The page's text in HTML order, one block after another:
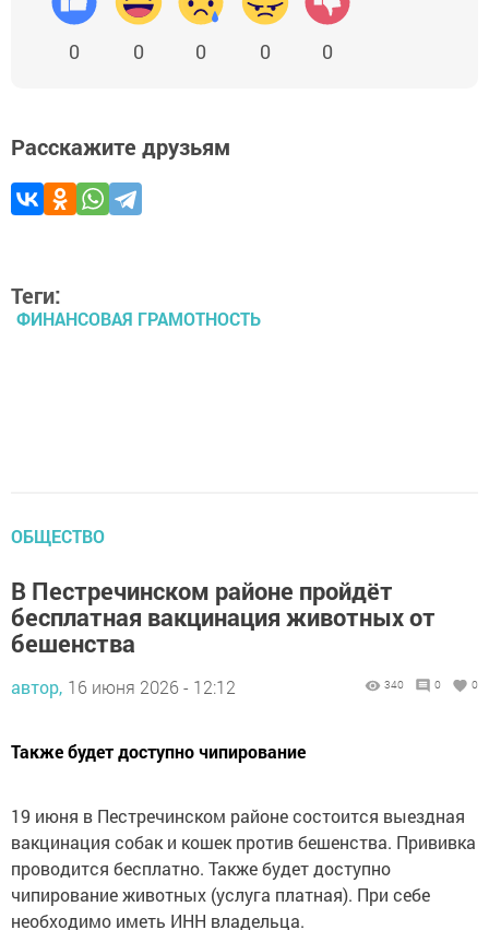
0 0 0 0 0
Расскажите друзьям
Теги:
ФИНАНСОВАЯ ГРАМОТНОСТЬ
ОБЩЕСТВО
В Пестречинском районе пройдёт
бесплатная вакцинация животных от
бешенства
автор, 16 июня 2026 - 12:12 340 0 0
Также будет доступно чипирование
19 июня в Пестречинском районе состоится выездная
вакцинация собак и кошек против бешенства. Прививка
проводится бесплатно. Также будет доступно
чипирование животных (услуга платная). При себе
необходимо иметь ИНН владельца.